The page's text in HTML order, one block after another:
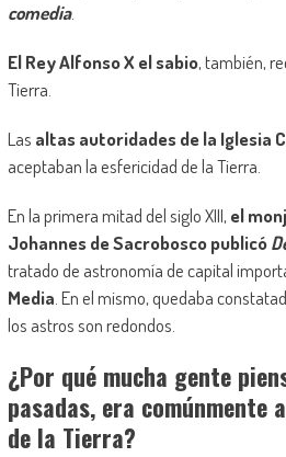
comedia.
El Rey Alfonso X el sabio, también,
Tierra.
Las altas autoridades de la Iglesia
aceptaban la esfericidad de la Tierra.
En la primera mitad del siglo XIII, el
Johannes de Sacrobosco publicó
tratado de astronomía de capital
Media. En el mismo, quedaba
los astros son redondos.
¿Por qué mucha gente
pasadas, era comúnmente
de la Tierra?